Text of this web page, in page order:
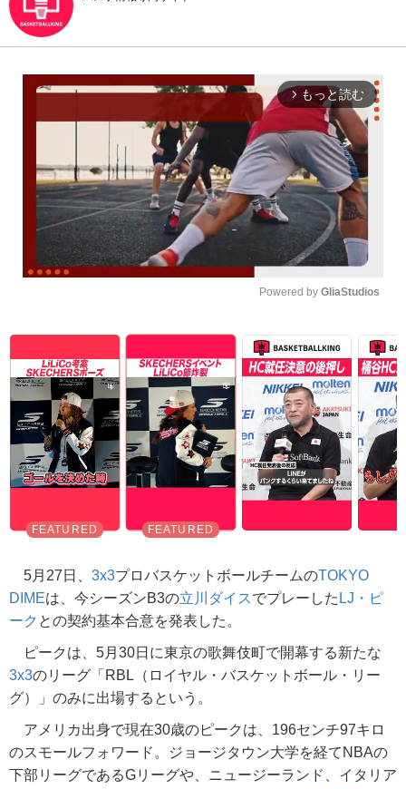
arrow_forward_ios もっと読む
Powered by GliaStudios
5月27日、 3x3プロバスケットボールチームのTOKYO
DIMEは、今シーズンB3の立川ダイスでプレーした LJ・ピ
ーク との契約基本合意を発表した。
ピークは、5月30日に東京の歌舞伎町で開幕する新たな
3x3のリーグ「RBL（ロイヤル・バスケットボール・リー
グ）」のみに出場するという。
アメリカ出身で現在30歳のピークは、196センチ97キロ
のスモールフォワード。ジョージタウン大学を経てNBAの
下部リーグであるGリーグや、ニュージーランド、イタリア